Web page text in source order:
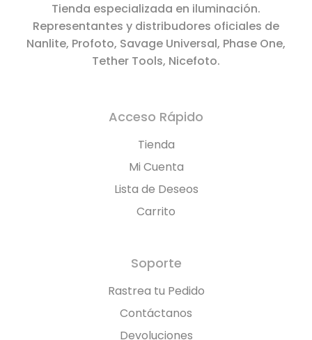
Tienda especializada en iluminación.
Representantes y distribudores oficiales de
Nanlite, Profoto, Savage Universal, Phase One,
Tether Tools, Nicefoto.
Acceso Rápido
Tienda
Mi Cuenta
Lista de Deseos
Carrito
Soporte
Rastrea tu Pedido
Contáctanos
Devoluciones